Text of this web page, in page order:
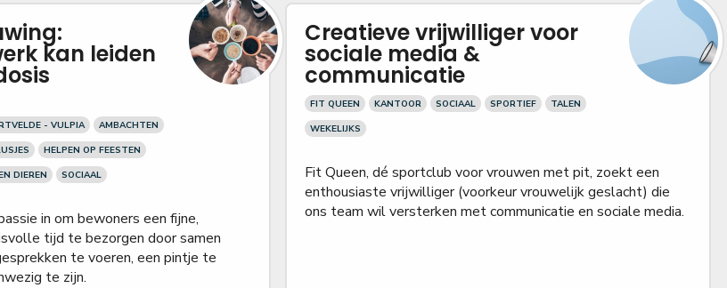
kan leiden
- VULPIA
AMBACHTEN
HELPEN OP FEESTEN
DIEREN SOCIAAL
in om bewoners een fijne,
tijd te bezorgen door samen
te voeren, een pintje te
te zijn.
Creatieve vrijwilliger voor
sociale media &
communicatie
FIT QUEEN KANTOOR SOCIAAL SPORTIEF
TALEN
WEKELIJKS
Fit Queen, dé sportclub voor vrouwen met pit, zoekt een
enthousiaste vrijwilliger (voorkeur vrouwelijk geslacht) die
ons team wil versterken met communicatie en sociale media.